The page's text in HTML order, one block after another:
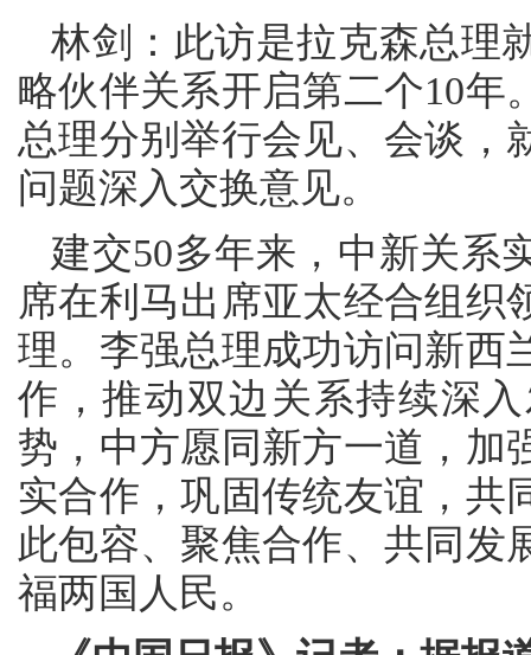
林剑：此访是拉克森总理
略伙伴关系开启第二个10年
总理分别举行会见、会谈，
问题深入交换意见。
建交50多年来，中新关系
席在利马出席亚太经合组织
理。李强总理成功访问新西
作，推动双边关系持续深
势，中方愿同新方一道，加
实合作，巩固传统友谊，共
此包容、聚焦合作、共同发
福两国人民。